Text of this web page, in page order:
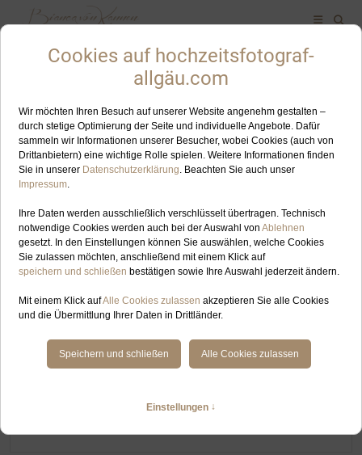
ALLES ZUM SCHLAGWORT: BLAUE BURG
NOV
HOCHZEITSFOTOGRAFIN BURG FALKENSTEIN